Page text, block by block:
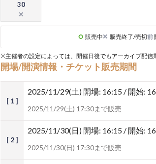
30
販売中 販売終了/売切前
※主催者の設定によっては、開催日後でもアーカイブ配信
開場/開演情報・チケット販売期間
[ 1 ]
2025/11/29(土) 開場: 16:15 / 開始:
2025/11/29(土) 17:30まで販売
[ 2 ]
2025/11/30(日) 開場: 16:15 / 開始:
2025/11/30(日) 17:30まで販売